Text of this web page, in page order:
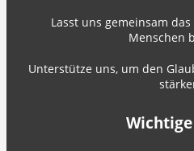
Lasst uns gemeinsam
Menschen
Unterstütze uns, um den